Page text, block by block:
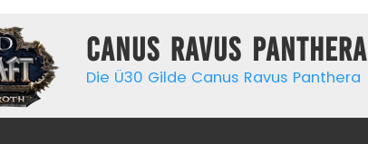
Canus Ravus Panthera
Die Ü30 Gilde Canus Ravus Panthera